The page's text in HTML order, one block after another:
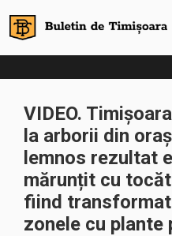
VIDEO.
la arborii din
lemnos rezultat
mărunțit cu
fiind
zonele cu plante